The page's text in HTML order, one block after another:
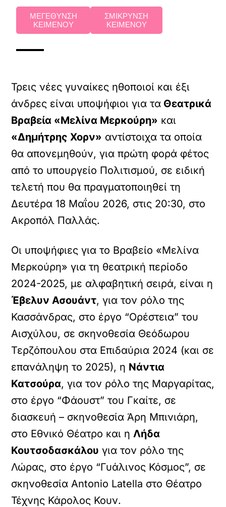
ΜΕΓΕΘΥΝΣΗ
ΚΕΙΜΕΝΟΥ
ΣΜΙΚΡΥΝΣΗ
ΚΕΙΜΕΝΟΥ
Τρεις νέες γυναίκες ηθοποιοί και έξι
άνδρες είναι υποψήφιοι για τα Θεατρικά
Βραβεία «Μελίνα Μερκούρη» και
«Δημήτρης Χορν» αντίστοιχα τα οποία
θα απονεμηθούν, για πρώτη φορά φέτος
από το υπουργείο Πολιτισμού, σε ειδική
τελετή που θα πραγματοποιηθεί τη
Δευτέρα 18 Μαΐου 2026, στις 20:30, στο
Ακροπόλ Παλλάς.
Οι υποψήφιες για το Βραβείο «Μελίνα
Μερκούρη» για τη θεατρική περίοδο
2024-2025, με αλφαβητική σειρά, είναι η
Έβελυν Ασουάντ, για τον ρόλο της
Κασσάνδρας, στο έργο “Ορέστεια” του
Αισχύλου, σε σκηνοθεσία Θεόδωρου
Τερζόπουλου στα Επιδαύρια 2024 (και σε
επανάληψη το 2025), η Νάντια
Κατσούρα, για τον ρόλο της Μαργαρίτας,
στο έργο “Φάουστ” του Γκαίτε, σε
διασκευή – σκηνοθεσία Άρη Μπινιάρη,
στο Εθνικό Θέατρο και ηΛήδα
Κουτσοδασκάλου για τον ρόλο της
Λώρας, στο έργο “Γυάλινος Κόσμος”, σε
σκηνοθεσία Antonio Latella στο Θέατρο
Τέχνης Κάρολος Κουν.